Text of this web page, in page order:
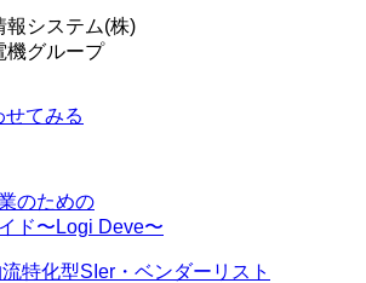
報システム(株)
機グループ
てみる
のための
ド〜Logi Deve〜
特化型SIer・ベンダーリスト